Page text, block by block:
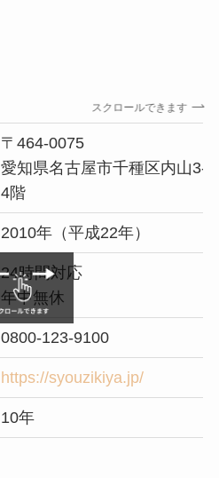
スクロールできます
〒464-0075
愛知県名古屋市千種区内山
4階
2010年（平成22年）
24時間対応
年中無休
0800-123-9100
https://syouzikiya.jp/
10年